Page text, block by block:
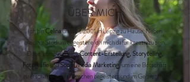
ÜBER MICH
Ich binCelinaund seit 2021 in Leipzig zu Hause. Neben
meinem Studium begeistere ich mich dafür kreativ zu sein.
Dabei kombiniere ichContent-Erstellung, Storytelling,
FotografieundSocial Media Marketing, um eine Botschaft
zu erschaffen, die Menschen begeistert und im Gedächtnis